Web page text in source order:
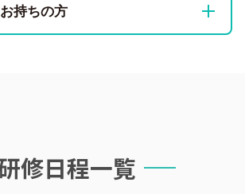
択
の受講する研修「詳細を見て申し込む」
録
持ちの方
修日程一覧